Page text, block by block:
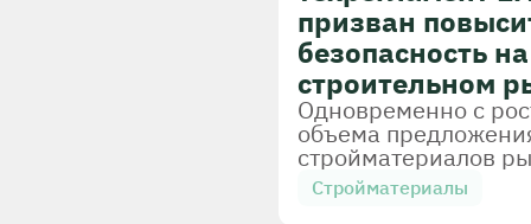
призван
безопасность на
строительном
Одновременно с
объема
стройматериалов
насыщается
фальсификатом. Доля
Стройматериалы